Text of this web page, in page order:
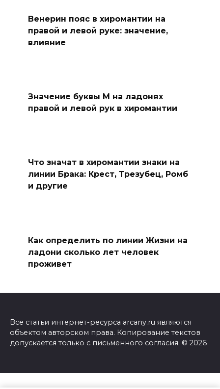
Венерин пояс в хиромантии на
правой и левой руке: значение,
влияние
Значение буквы М на ладонях
правой и левой рук в хиромантии
Что значат в хиромантии знаки на
линии Брака: Крест, Трезубец, Ромб
и другие
Как определить по линии Жизни на
ладони сколько лет человек
проживет
Все статьи интернет-ресурса arcany.ru являются
объектом авторском права. Копирование текстов
допускается только с письменного согласия. © 2026